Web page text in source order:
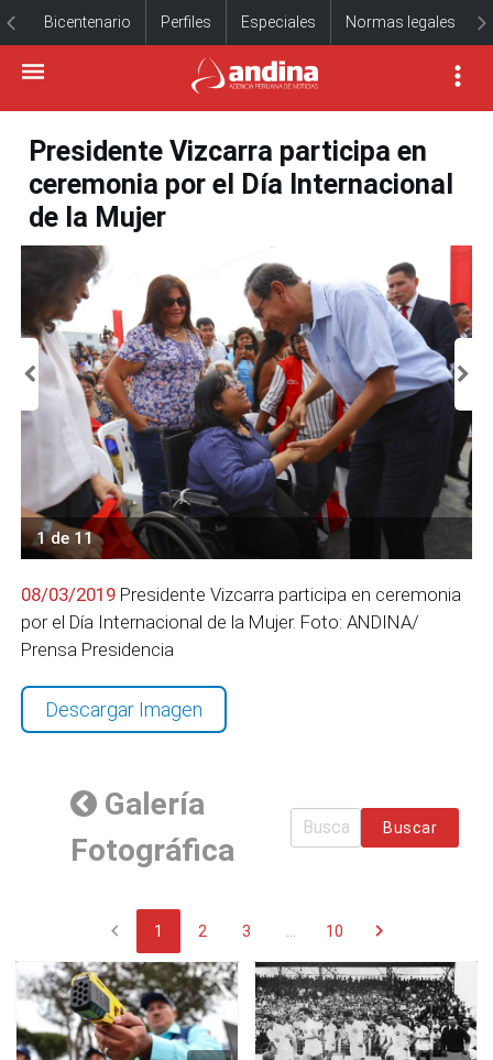
Bicentenario Perfiles Especiales Normas legales
Presidente Vizcarra participa en
ceremonia por el Día Internacional
de la Mujer
1 de 11
08/03/2019 Presidente Vizcarra participa en ceremonia
por el Día Internacional de la Mujer. Foto: ANDINA/
Prensa Presidencia
Descargar Imagen
Galería
Fotográfica
Buscar
chevron_left 1 2 3 10 chevron_right